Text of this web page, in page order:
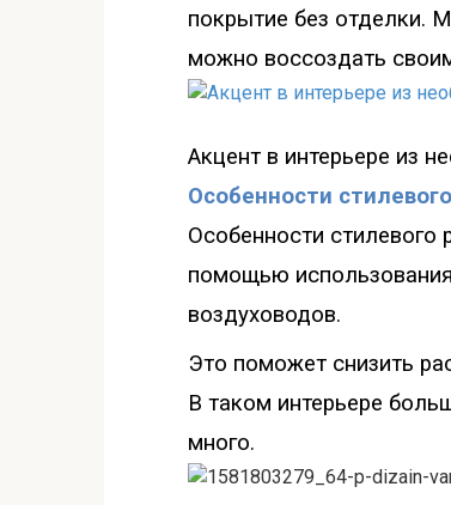
покрытие без отделки.
можно воссоздать
Акцент в интерьере из
Особенности
Особенности стилевого
помощью
воздуховодов.
Это поможет снизить
В таком интерьере
много.